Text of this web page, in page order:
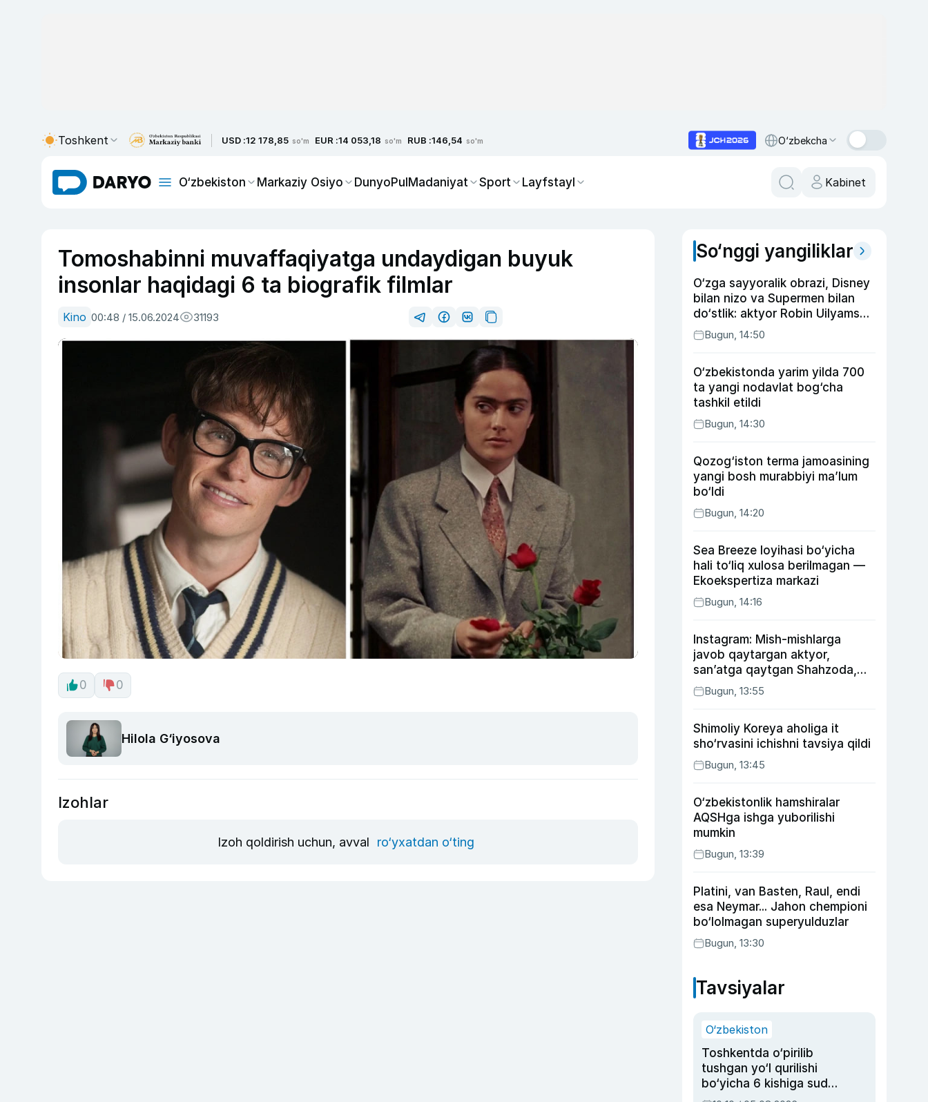
Toshkent USD :12 178,85 so'm EUR :14 053,18 so'm RUB :146,54 so'm O‘zbekcha
O‘zbekiston Markaziy Osiyo DunyoPulMadaniyat Sport Layfstayl Kabinet
Tomoshabinni muvaffaqiyatga undaydigan buyuk
insonlar haqidagi 6 ta biografik filmlar
Kino 00:48 / 15.06.2024 31193
0 0
Hilola G‘iyosova
Izohlar
Izoh qoldirish uchun, avval ro‘yxatdan o‘ting
So‘nggi yangiliklar
O‘zga sayyoralik obrazi, Disney
bilan nizo va Supermen bilan
do‘stlik: aktyor Robin Uilyams
haqida ko‘pchilik bilmaydigan
faktlar
Bugun, 14:50
O‘zbekistonda yarim yilda 700
ta yangi nodavlat bog‘cha
tashkil etildi
Bugun, 14:30
Qozog‘iston terma jamoasining
yangi bosh murabbiyi ma’lum
bo‘ldi
Bugun, 14:20
Sea Breeze loyihasi bo‘yicha
hali to‘liq xulosa berilmagan —
Ekoekspertiza markazi
Bugun, 14:16
Instagram: Mish-mishlarga
javob qaytargan aktyor,
san’atga qaytgan Shahzoda,
yo‘lga asfalt yotqizgan
Jahongir Otajonov
Bugun, 13:55
Shimoliy Koreya aholiga it
sho‘rvasini ichishni tavsiya qildi
Bugun, 13:45
O‘zbekistonlik hamshiralar
AQSHga ishga yuborilishi
mumkin
Bugun, 13:39
Platini, van Basten, Raul, endi
esa Neymar... Jahon chempioni
bo‘lolmagan superyulduzlar
Bugun, 13:30
Tavsiyalar
O‘zbekiston
Toshkentda o‘pirilib
tushgan yo‘l qurilishi
bo‘yicha 6 kishiga sud
hukmi o‘qildi